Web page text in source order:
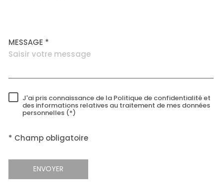
MESSAGE *
RÈGLEMENTATION
J'ai pris connaissance de la Politique de confidentialité et
des informations relatives au traitement de mes données
personnelles (*)
* Champ obligatoire
ENVOYER